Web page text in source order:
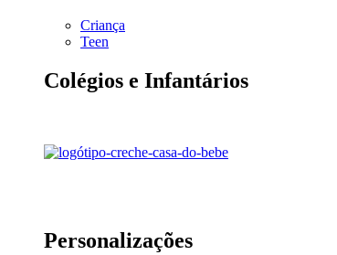
Criança
Teen
Colégios e Infantários
Personalizações